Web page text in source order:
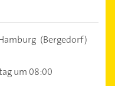
(Bergedorf)
um 08:00